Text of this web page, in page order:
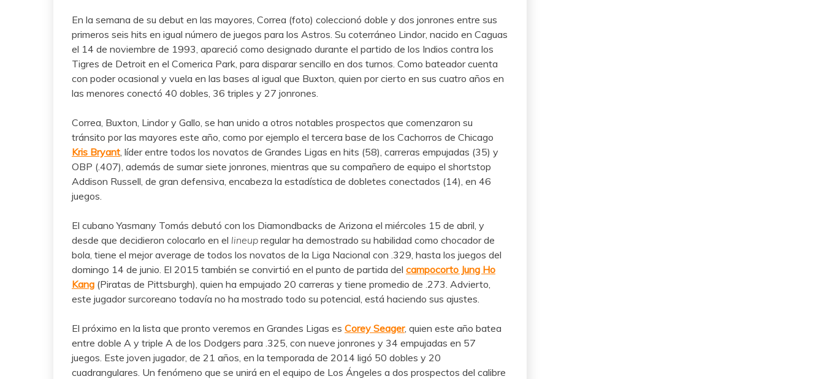
En la semana de su debut en las mayores, Correa (foto) coleccionó doble y dos jonrones entre sus
primeros seis hits en igual número de juegos para los Astros. Su coterráneo Lindor, nacido en Caguas
el 14 de noviembre de 1993, apareció como designado durante el partido de los Indios contra los
Tigres de Detroit en el Comerica Park, para disparar sencillo en dos turnos. Como bateador cuenta
con poder ocasional y vuela en las bases al igual que Buxton, quien por cierto en sus cuatro años en
las menores conectó 40 dobles, 36 triples y 27 jonrones.
Correa, Buxton, Lindor y Gallo, se han unido a otros notables prospectos que comenzaron su
tránsito por las mayores este año, como por ejemplo el tercera base de los Cachorros de Chicago
Kris Bryant, líder entre todos los novatos de Grandes Ligas en hits (58), carreras empujadas (35) y
OBP (.407), además de sumar siete jonrones, mientras que su compañero de equipo el shortstop
Addison Russell, de gran defensiva, encabeza la estadística de dobletes conectados (14), en 46
juegos.
El cubano Yasmany Tomás debutó con los Diamondbacks de Arizona el miércoles 15 de abril, y
desde que decidieron colocarlo en el lineup regular ha demostrado su habilidad como chocador de
bola, tiene el mejor average de todos los novatos de la Liga Nacional con .329, hasta los juegos del
domingo 14 de junio. El 2015 también se convirtió en el punto de partida del campocorto Jung Ho
Kang (Piratas de Pittsburgh), quien ha empujado 20 carreras y tiene promedio de .273. Advierto,
este jugador surcoreano todavía no ha mostrado todo su potencial, está haciendo sus ajustes.
El próximo en la lista que pronto veremos en Grandes Ligas es Corey Seager, quien este año batea
entre doble A y triple A de los Dodgers para .325, con nueve jonrones y 34 empujadas en 57
juegos. Este joven jugador, de 21 años, en la temporada de 2014 ligó 50 dobles y 20
cuadrangulares. Un fenómeno que se unirá en el equipo de Los Ángeles a dos prospectos del calibre